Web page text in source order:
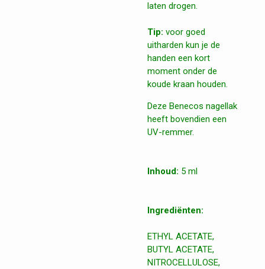
laten drogen.
Tip: voor goed
uitharden kun je de
handen een kort
moment onder de
koude kraan houden.
Deze Benecos nagellak
heeft bovendien een
UV-remmer.
Inhoud: 5 ml
Ingrediënten:
ETHYL ACETATE,
BUTYL ACETATE,
NITROCELLULOSE,